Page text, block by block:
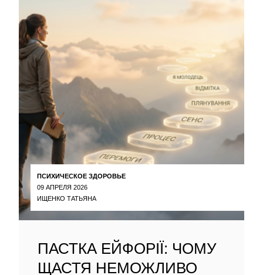
ПСИХИЧЕСКОЕ ЗДОРОВЬЕ
09 АПРЕЛЯ 2026
ИЩЕНКО ТАТЬЯНА
ПАСТКА ЕЙФОРІЇ: ЧОМУ
ЩАСТЯ НЕМОЖЛИВО